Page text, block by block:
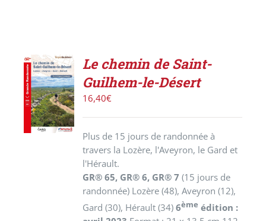
AJOUTER
AU
PANIER
/
DÉTAILS
Le chemin de Saint-
Guilhem-le-Désert
16,40€
Plus de 15 jours de randonnée à
travers la Lozère, l'Aveyron, le Gard et
l'Hérault.
GR® 65, GR® 6, GR® 7(15 jours de
randonnée) Lozère (48), Aveyron (12),
Gard (30), Hérault (34)6ème édition :